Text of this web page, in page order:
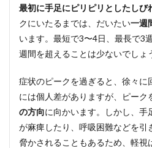
最初に手足にピリピリとしたしび
クにいたるまでは、だいたい一週
います。最短で3〜4日、最長で3
週間を超えることは少ないでしょ
症状のピークを過ぎると、徐々に
には個人差がありますが、ピーク
の方向に向かいます。しかし、手
が麻痺したり、呼吸困難などを引
脅かされることもあるため、軽視